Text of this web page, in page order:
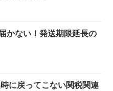
かない！発送期限延長の
に戻ってこない関税関連